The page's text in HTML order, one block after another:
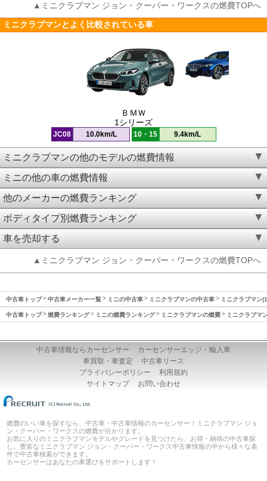
▲ミニクラブマン ジョン・クーパー・ワークスの燃費TOPへ
ミニクラブマンとよく比較されている車
ＢＭＷ
1シリーズ
JC08 10.0km/L 10・15 9.4km/L
ミニクラブマンの他のモデルの燃費情報
ミニの他の車の燃費情報
他のメーカーの燃費ランキング
ボディタイプ別燃費ランキング
車を売却する
▲ミニクラブマン ジョン・クーパー・ワークスの燃費TOPへ
中古車トップ 中古車メーカー一覧 ミニの中古車 ミニクラブマンの中古車 ミニクラブマン
中古車トップ 燃費ランキング ミニの燃費ランキング ミニクラブマンの燃費 ミニクラブマ
中古車情報ならカーセンサー
カーセンサーエッジ・輸入車
車買取・車査定
中古車リース
プライバシーポリシー
利用規約
サイトマップ
お問い合わせ
燃費のいい車を探すなら、中古車・中古車情報のカーセンサー！ミニクラブマン ジョ
ン・クーパー・ワークスの燃費が分かります。
お気に入りのミニクラブマンモデルやグレードを見つけたら、お得・納得の中古車探
し。豊富なミニクラブマン ジョン・クーパー・ワークス中古車情報の中から様々な条
件で中古車検索ができます。
カーセンサーはあなたの車選びをサポートします！